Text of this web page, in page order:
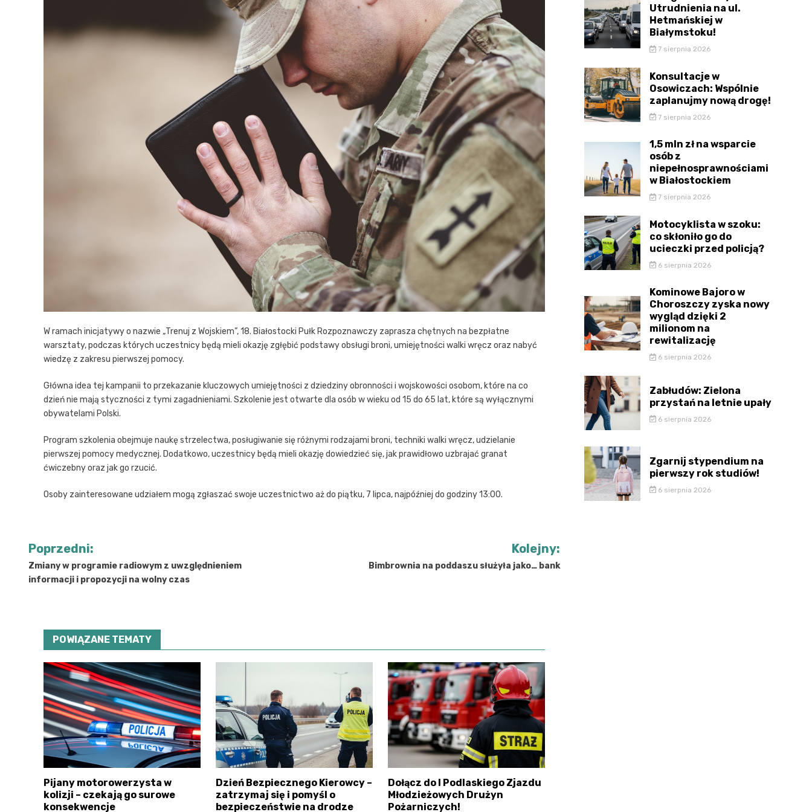
W ramach inicjatywy o nazwie „Trenuj z Wojskiem”, 18. Białostocki Pułk Rozpoznawczy zaprasza chętnych na bezpłatne
warsztaty, podczas których uczestnicy będą mieli okazję zgłębić podstawy obsługi broni, umiejętności walki wręcz oraz nabyć
wiedzę z zakresu pierwszej pomocy.
Główna idea tej kampanii to przekazanie kluczowych umiejętności z dziedziny obronności i wojskowości osobom, które na co
dzień nie mają styczności z tymi zagadnieniami. Szkolenie jest otwarte dla osób w wieku od 15 do 65 lat, które są wyłącznymi
obywatelami Polski.
Program szkolenia obejmuje naukę strzelectwa, posługiwanie się różnymi rodzajami broni, techniki walki wręcz, udzielanie
pierwszej pomocy medycznej. Dodatkowo, uczestnicy będą mieli okazję dowiedzieć się, jak prawidłowo uzbrajać granat
ćwiczebny oraz jak go rzucić.
Osoby zainteresowane udziałem mogą zgłaszać swoje uczestnictwo aż do piątku, 7 lipca, najpóźniej do godziny 13:00.
Nawigacja
wpisu
Poprzedni:
Zmiany w programie radiowym z uwzględnieniem
informacji i propozycji na wolny czas
Kolejny:
Bimbrownia na poddaszu służyła jako… bank
POWIĄZANE TEMATY
Pijany motorowerzysta w
kolizji – czekają go surowe
konsekwencje
Dzień Bezpiecznego Kierowcy –
zatrzymaj się i pomyśl o
bezpieczeństwie na drodze
Dołącz do I Podlaskiego Zjazdu
Młodzieżowych Drużyn
Pożarniczych!
Utrudnienia na ul.
Hetmańskiej w
Białymstoku!
7 sierpnia 2026
Konsultacje w
Osowiczach: Wspólnie
zaplanujmy nową drogę!
7 sierpnia 2026
1,5 mln zł na wsparcie
osób z
niepełnosprawnościami
w Białostockiem
7 sierpnia 2026
Motocyklista w szoku:
co skłoniło go do
ucieczki przed policją?
6 sierpnia 2026
Kominowe Bajoro w
Choroszczy zyska nowy
wygląd dzięki 2
milionom na
rewitalizację
6 sierpnia 2026
Zabłudów: Zielona
przystań na letnie upały
6 sierpnia 2026
Zgarnij stypendium na
pierwszy rok studiów!
6 sierpnia 2026